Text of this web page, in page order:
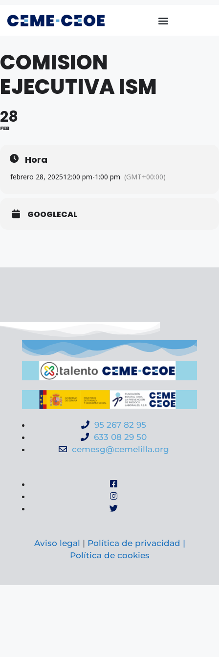
COMISION
EJECUTIVA ISM
28
FEB
Hora
febrero 28, 202512:00 pm-1:00 pm (GMT+00:00)
GOOGLECAL
95 267 82 95
633 08 29 50
cemesg@cemelilla.org
Aviso legal | Política de privacidad |
Política de cookies